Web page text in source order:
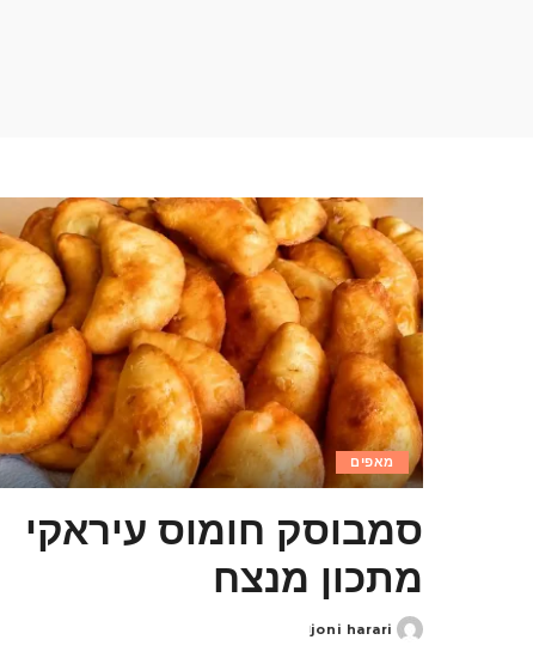
מאפים
סמבוסק חומוס עיראקי
מתכון מנצח
Posted
joni harari